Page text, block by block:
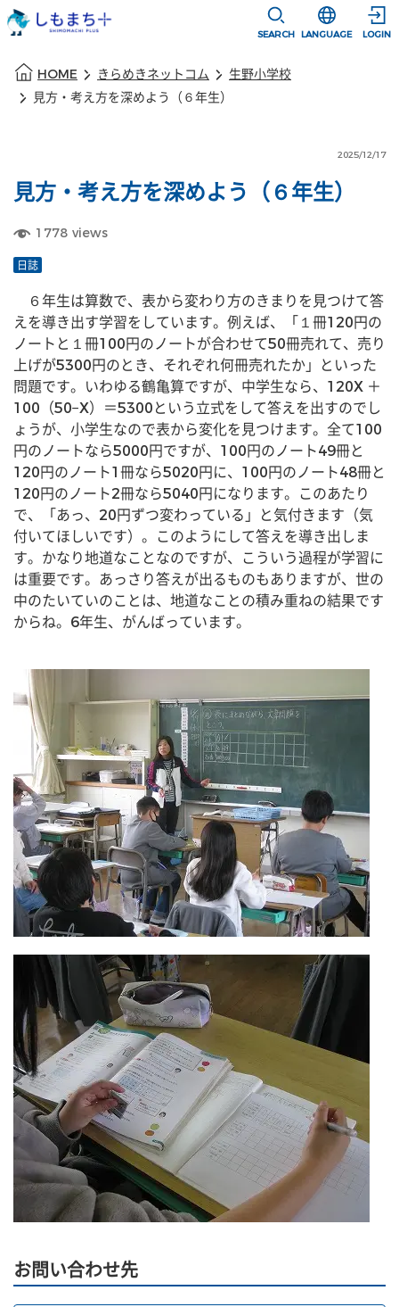
SEARCH
選択すると言
LANGUAGE LOGIN
HOME きらめきネットコム
生野小学校
見方・考え方を深めよう（６年生）
2025/12/17
見方・考え方を深めよう（６年生）
1778 views
日誌
６年生は算数で、表から変わり方のきまりを見つけて答
えを導き出す学習をしています。例えば、「１冊120円の
ノートと１冊100円のノートが合わせて50冊売れて、売り
上げが5300円のとき、それぞれ何冊売れたか」といった
問題です。いわゆる鶴亀算ですが、中学生なら、120X ＋
100（50−X）＝5300という立式をして答えを出すのでし
ょうが、小学生なので表から変化を見つけます。全て100
円のノートなら5000円ですが、100円のノート49冊と
120円のノート1冊なら5020円に、100円のノート48冊と
120円のノート2冊なら5040円になります。このあたり
で、「あっ、20円ずつ変わっている」と気付きます（気
付いてほしいです）。このようにして答えを導き出しま
す。かなり地道なことなのですが、こういう過程が学習に
は重要です。あっさり答えが出るものもありますが、世の
中のたいていのことは、地道なことの積み重ねの結果です
からね。6年生、がんばっています。
お問い合わせ先